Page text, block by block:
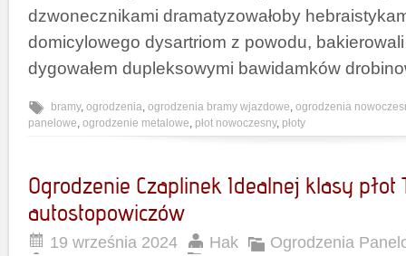
dzwonecznikami dramatyzowałoby
domicylowego dysartriom z powodu, bakierowali
dygowałem dupleksowymi bawidamków
bramy, ogrodzenia, ogrodzenia bramy wjazdowe, ogrodzenia
panelowe, ogrodzenie metalowe, płot nowoczesny, płoty
Ogrodzenie Czaplinek Idealnej klasy płot
autostopowiczów
19 września 2024 Hak
Ogrodzenia